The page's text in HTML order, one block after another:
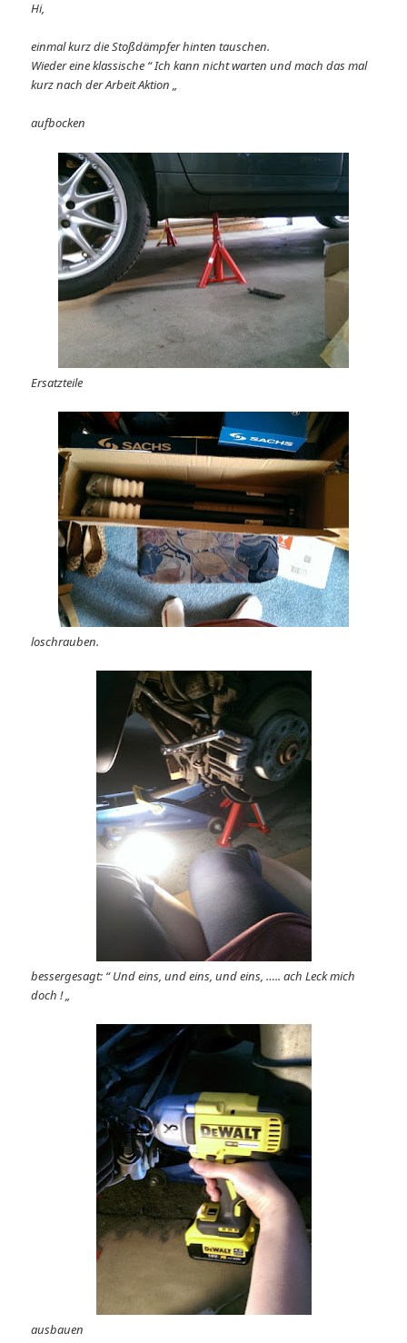
Hi,
einmal kurz die Stoßdämpfer hinten tauschen.
Wieder eine klassische “ Ich kann nicht warten und mach das mal
kurz nach der Arbeit Aktion „
aufbocken
Ersatzteile
loschrauben.
bessergesagt: “ Und eins, und eins, und eins, ….. ach Leck mich
doch ! „
ausbauen